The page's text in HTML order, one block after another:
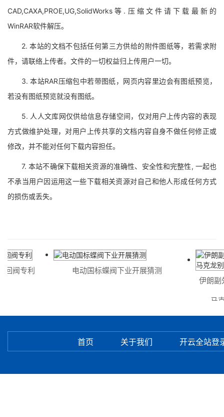
CAD,CAXA,PROE,UG,SolidWorks等.压缩文件请下载最新的
WinRAR软件解压。
2. 本站的文档不包括任何第三方供给的附件图纸等，若需求附
件，请联络上传者。文件的一切权益归上传用户一切。
3. 本站RAR压缩包中若带图纸，网页内容里边会有图纸预览，
若没有图纸预览就没有图纸。
5. 人人文库网仅供给信息存储空间，仅对用户上传内容的表现
方式做维护处理，对用户上传共享的文档内容自身不做任何修正或
修改，并不能对任何下载内容担任。
7. 本站不确保下载相关资源的准确性、安全性和完整性, 一起也
不承当用户因运用这一些下载相关资源对自己和他人形成任何方式
的损伤或丢失。
阀专利
电动国标蝶阀下业开展猜测
伊朗副
马克
首页 关于我们 开云全站登